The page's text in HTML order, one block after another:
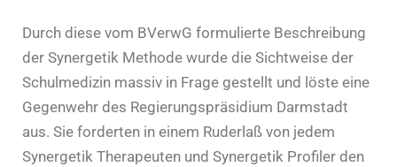
Durch diese vom BVerwG formulierte Beschreibung
der Synergetik Methode wurde die Sichtweise der
Schulmedizin massiv in Frage gestellt und löste eine
Gegenwehr des Regierungspräsidium Darmstadt
aus. Sie forderten in einem Ruderlaß von jedem
Synergetik Therapeuten und Synergetik Profiler den